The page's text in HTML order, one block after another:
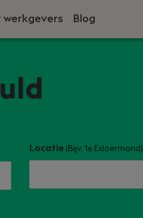
werkgevers Blog
Locatie (Bijv. 1e Exloërmond)